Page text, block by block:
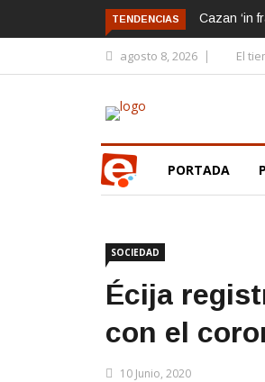
TENDENCIAS Cazan ‘in
agosto 8, 2026 El
PORTADA
SOCIEDAD
Écija
con el
10 Junio, 2020